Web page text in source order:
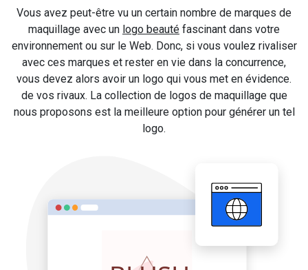
Vous avez peut-être vu un certain nombre de marques de
maquillage avec un logo beauté fascinant dans votre
environnement ou sur le Web. Donc, si vous voulez rivaliser
avec ces marques et rester en vie dans la concurrence,
vous devez alors avoir un logo qui vous met en évidence.
de vos rivaux. La collection de logos de maquillage que
nous proposons est la meilleure option pour générer un tel
logo.